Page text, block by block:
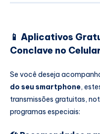
📱 Aplicativos
Conclave no
Se você deseja
do seu smartphone,
transmissões gratuitas,
programas especiais: